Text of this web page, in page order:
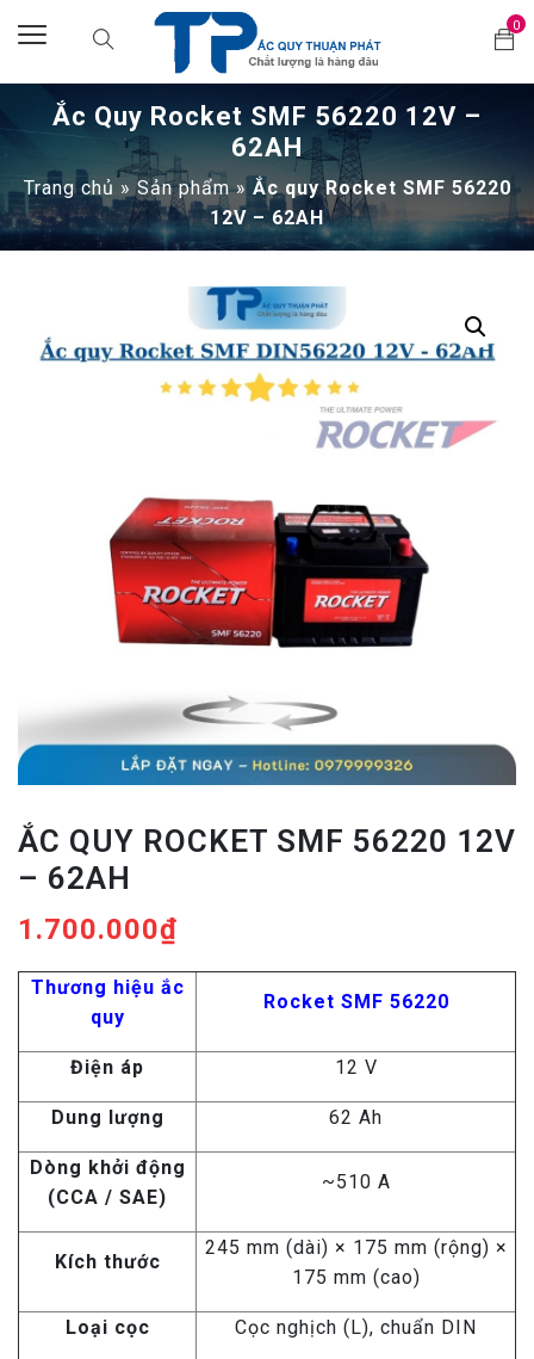
0
Ắc Quy Rocket SMF 56220 12V –
62AH
Trang chủ »Sản phẩm» Ắc quy Rocket SMF 56220
12V – 62AH
ẮC QUY ROCKET SMF 56220 12V
– 62AH
1.700.000₫
Thương hiệu ắc
quy
Rocket SMF 56220
Điện áp 12 V
Dung lượng 62 Ah
Dòng khởi động
(CCA / SAE)
~510 A
Kích thước
245 mm (dài) × 175 mm (rộng) ×
175 mm (cao)
Loại cọc Cọc nghịch (L), chuẩn DIN